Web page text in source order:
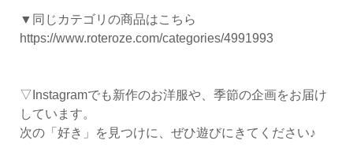
▼同じカテゴリの商品はこちら
https://www.roteroze.com/categories/4991993
▽Instagramでも新作のお洋服や、季節の企画をお届け
しています。
次の「好き」を見つけに、ぜひ遊びにきてください♪